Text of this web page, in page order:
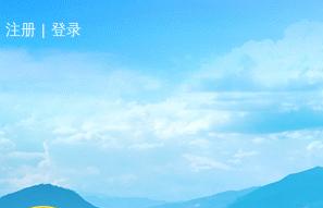
注册 | 登录